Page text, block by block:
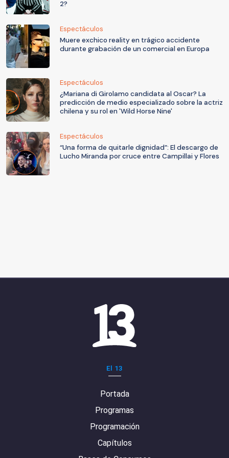
2?
Espectáculos
Muere exchico reality en trágico accidente
durante grabación de un comercial en Europa
Espectáculos
¿Mariana di Girolamo candidata al Oscar? La
predicción de medio especializado sobre la actriz
chilena y su rol en 'Wild Horse Nine'
Espectáculos
“Una forma de quitarle dignidad”: El descargo de
Lucho Miranda por cruce entre Campillai y Flores
El 13
Portada
Programas
Programación
Capítulos